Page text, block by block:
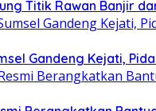
Titik Rawan Banjir
Gandeng Kejati,